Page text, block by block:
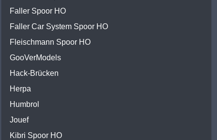
Faller Spoor HO
Faller Car System Spoor HO
Fleischmann Spoor HO
GooVerModels
Hack-Brücken
Herpa
Humbrol
Jouef
Kibri Spoor HO